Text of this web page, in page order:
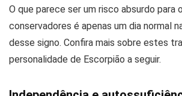
O que parece ser um risco absurdo para
conservadores é apenas um dia normal
desse signo. Confira mais sobre estes
personalidade de Escorpião a seguir.